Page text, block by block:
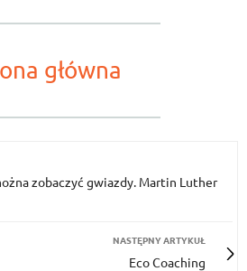
główna
zobaczyć gwiazdy. Martin Luther
NASTĘPNY ARTYKUŁ
Eco Coaching